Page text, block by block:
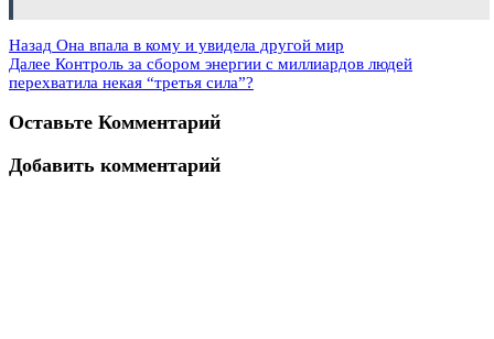
Назад Она впала в кому и увидела другой мир
Далее Контроль за сбором энергии с миллиардов людей
перехватила некая “третья сила”?
Оставьте Комментарий
Добавить комментарий